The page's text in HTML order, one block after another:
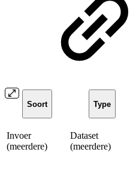
Soort Type
Invoer
(meerdere)
Dataset
(meerdere)